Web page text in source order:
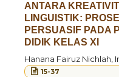
ANTARA
LINGUISTIK:
PERSUASIF PADA
DIDIK KELAS XI
Hanana Fairuz Nichlah,
15-37